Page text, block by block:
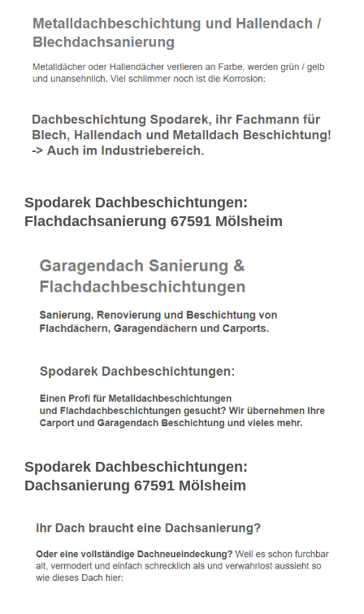
Spodarek Dachbeschichtungen:
Flachdachsanierung 67591 Mölsheim
Spodarek Dachbeschichtungen:
Dachsanierung 67591 Mölsheim